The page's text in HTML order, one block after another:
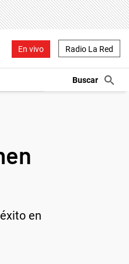
En vivo Radio La Red
en